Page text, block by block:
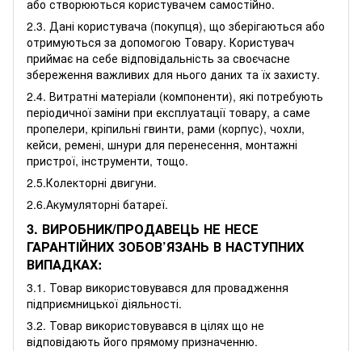
або створюються користувачем самостійно.
2.3. Дані користувача (покупця), що зберігаються або
отримуються за допомогою Товару. Користувач
приймає на себе відповідальність за своєчасне
збереження важливих для нього даних та їх захисту.
2.4. Витратні матеріали (компоненти), які потребують
періодичної заміни при експлуатації товару, а саме
пропелери, кріпильні гвинти, рами (корпус), чохли,
кейси, ремені, шнури для перенесення, монтажні
пристрої, інструменти, тощо.
2.5.Колекторні двигуни.
2.6.Акумуляторні батареї.
3. ВИРОБНИК/ПРОДАВЕЦЬ НЕ НЕСЕ
ГАРАНТІЙНИХ ЗОБОВ’ЯЗАНЬ В НАСТУПНИХ
ВИПАДКАХ:
3.1. Товар використовувався для провадження
підприємницької діяльності.
3.2. Товар використовувався в цілях що не
відповідають його прямому призначенню.